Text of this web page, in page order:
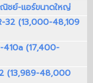
ณิชย์-แอร์ขนาดใหญ่
32 (13,000-48,109
410a (17,400-
(13,989-48,000